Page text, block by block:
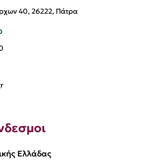
40, 26222, Πάτρα
Ελλάδας